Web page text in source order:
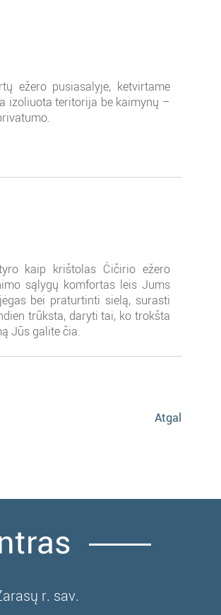
ežero pusiasalyje, ketvirtame
izoliuota teritorija be kaimynų –
kaip krištolas Čičirio ežero
sąlygų komfortas leis Jums
bei praturtinti sielą, surasti
trūksta, daryti tai, ko trokšta
Jūs galite čia.
Atgal
r. sav.